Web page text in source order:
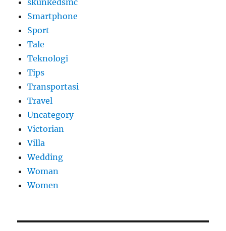
Smartphone
Sport
Tale
Teknologi
Tips
Transportasi
Travel
Uncategory
Victorian
Villa
Wedding
Woman
Women